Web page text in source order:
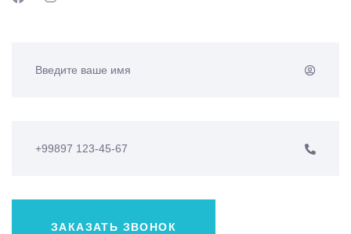
ЗАКАЗАТЬ ЗВОНОК